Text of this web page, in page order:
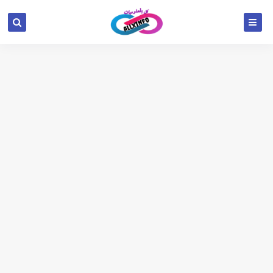
google.com, pub-6654709521456670, DIRECT,
f08c47fec0942fa0